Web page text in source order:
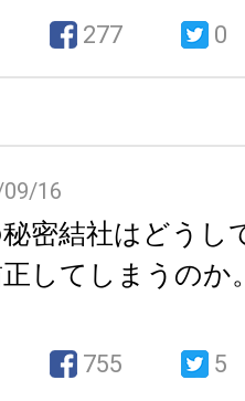
277 0
16
密結社はどうし
してしまうのか
755 5